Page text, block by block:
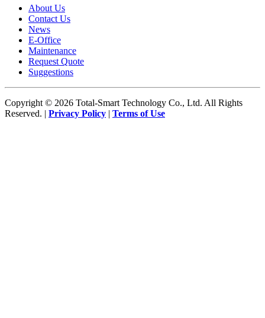
About Us
Contact Us
News
E-Office
Maintenance
Request Quote
Suggestions
Copyright © 2026 Total-Smart Technology Co., Ltd. All Rights
Reserved. | Privacy Policy | Terms of Use